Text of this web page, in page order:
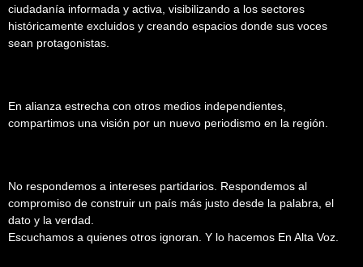
ciudadanía informada y activa, visibilizando a los sectores
históricamente excluidos y creando espacios donde sus voces
sean protagonistas.
En alianza estrecha con otros medios independientes,
compartimos una visión por un nuevo periodismo en la región.
No respondemos a intereses partidarios. Respondemos al
compromiso de construir un país más justo desde la palabra, el
dato y la verdad.
Escuchamos a quienes otros ignoran. Y lo hacemos En Alta Voz.